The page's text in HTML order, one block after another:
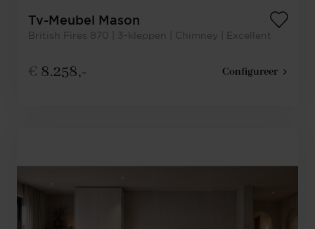
Tv-Meubel Mason
British Fires 870 | 3-kleppen | Chimney | Excellent
€ 8.258,- Configureer